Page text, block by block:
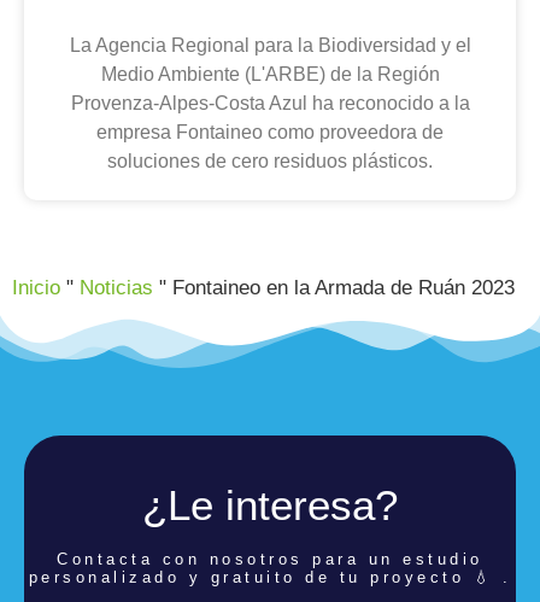
La Agencia Regional para la Biodiversidad y el
Medio Ambiente (L'ARBE) de la Región
Provenza-Alpes-Costa Azul ha reconocido a la
empresa Fontaineo como proveedora de
soluciones de cero residuos plásticos.
Inicio " Noticias " Fontaineo en la Armada de Ruán 2023
¿Le interesa?
Contacta con nosotros para un estudio
personalizado y gratuito de tu proyecto 💧 .